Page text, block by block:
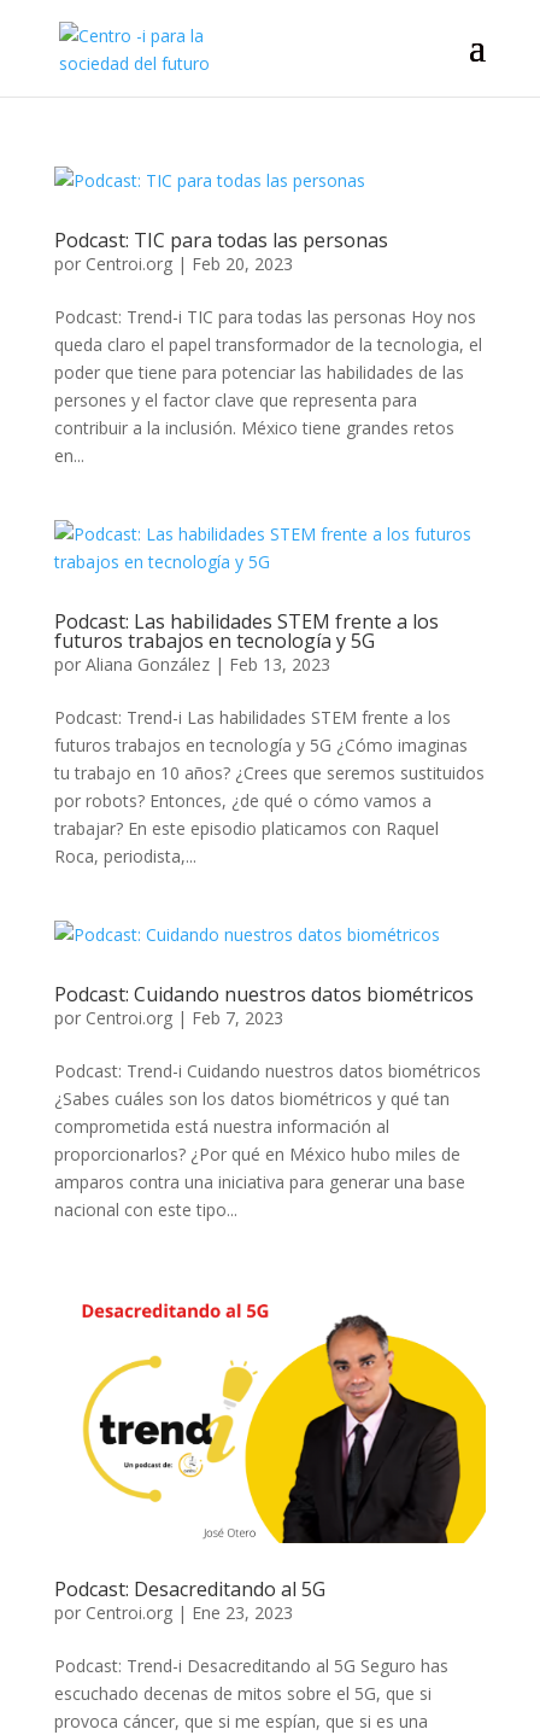
Podcast: TIC para todas las personas
por Centroi.org| Feb 20, 2023
Podcast: Trend-i TIC para todas las personas Hoy nos
queda claro el papel transformador de la tecnologia, el
poder que tiene para potenciar las habilidades de las
persones y el factor clave que representa para
contribuir a la inclusión. México tiene grandes retos
en...
Podcast: Las habilidades STEM frente a los
futuros trabajos en tecnología y 5G
por Aliana González| Feb 13, 2023
Podcast: Trend-i Las habilidades STEM frente a los
futuros trabajos en tecnología y 5G ¿Cómo imaginas
tu trabajo en 10 años? ¿Crees que seremos sustituidos
por robots? Entonces, ¿de qué o cómo vamos a
trabajar? En este episodio platicamos con Raquel
Roca, periodista,...
Podcast: Cuidando nuestros datos biométricos
por Centroi.org| Feb 7, 2023
Podcast: Trend-i Cuidando nuestros datos biométricos
¿Sabes cuáles son los datos biométricos y qué tan
comprometida está nuestra información al
proporcionarlos? ¿Por qué en México hubo miles de
amparos contra una iniciativa para generar una base
nacional con este tipo...
Podcast: Desacreditando al 5G
por Centroi.org| Ene 23, 2023
Podcast: Trend-i Desacreditando al 5G Seguro has
escuchado decenas de mitos sobre el 5G, que si
provoca cáncer, que si me espían, que si es una